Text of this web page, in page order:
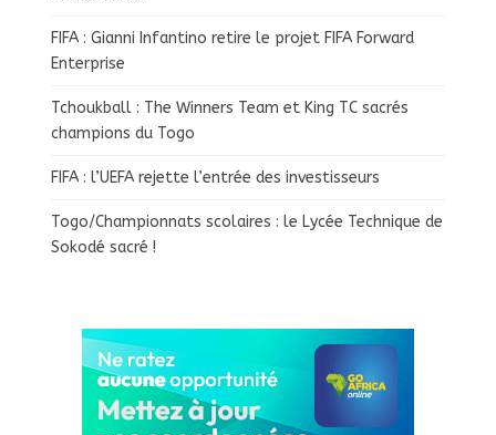
FIFA : Gianni Infantino retire le projet FIFA Forward
Enterprise
Tchoukball : The Winners Team et King TC sacrés
champions du Togo
FIFA : l’UEFA rejette l’entrée des investisseurs
Togo/Championnats scolaires : le Lycée Technique de
Sokodé sacré !